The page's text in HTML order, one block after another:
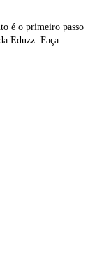
é o primeiro passo
Eduzz. Faça...